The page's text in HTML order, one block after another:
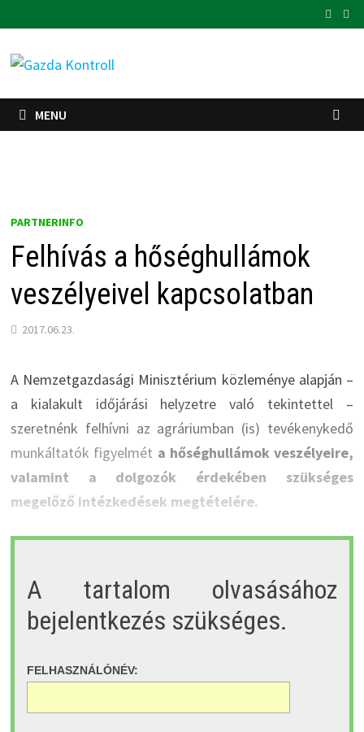
to
content
MENU
PARTNERINFO
Felhívás a hőséghullámok
veszélyeivel kapcsolatban
2017.06.23.
A Nemzetgazdasági Minisztérium közleménye alapján –
a kialakult időjárási helyzetre való tekintettel –
szeretnénk felhívni az agráriumban (is) tevékenykedő
munkáltatók figyelmét a hőséghullámok veszélyeire,
valamint a dolgozók érdekében szükséges
megelőző intézkedések megtételére.
A tartalom olvasásához
bejelentkezés szükséges.
FELHASZNÁLÓNÉV: